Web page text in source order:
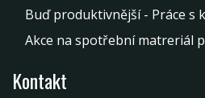
Buď produktivnější - Práce s
Akce na spotřební matreriál
Kontakt